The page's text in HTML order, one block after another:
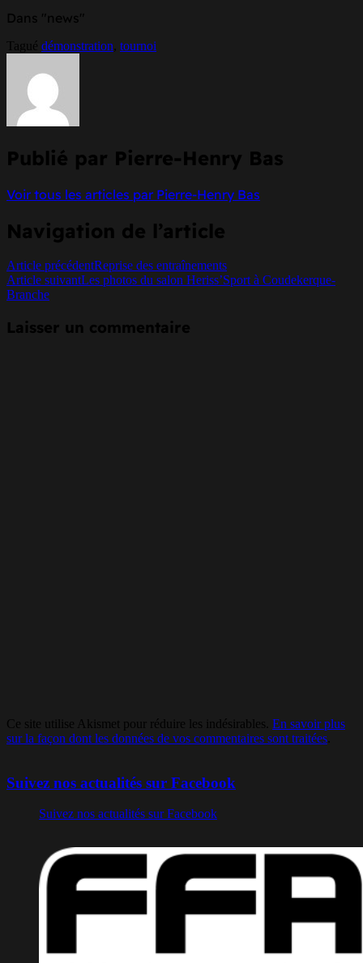
Dans "news"
Tagué démonstration tournoi
Publié par Pierre-Henry Bas
Voir tous les articles par Pierre-Henry Bas
Navigation de l’article
Article précédentReprise des entraînements
Article suivantLes photos du salon Heriss’Sport à Coudekerque-
Branche
Laisser un commentaire
Ce site utilise Akismet pour réduire les indésirables. En savoir plus
sur la façon dont les données de vos commentaires sont traitées
Suivez nos actualités sur Facebook
Suivez nos actualités sur Facebook